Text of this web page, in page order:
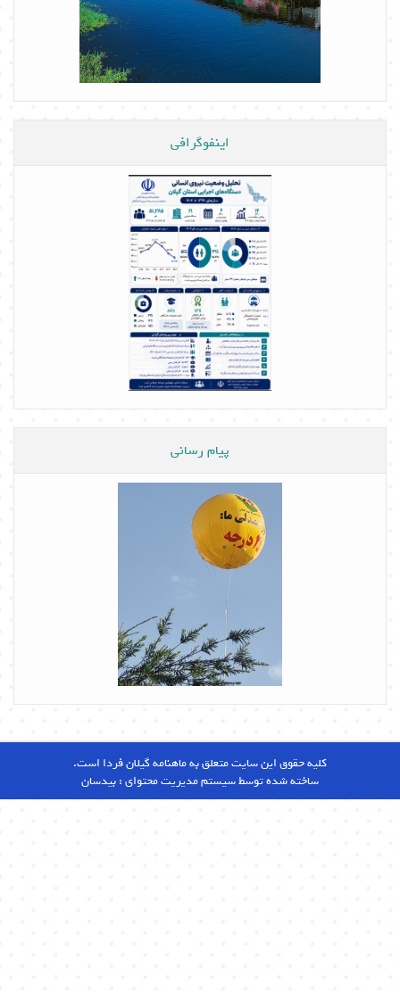
اینفوگرافی
پیام رسانی
کلیه حقوق این سایت متعلق به ماهنامه گیلان فردا است.
ساخته شده توسط سیستم مدیریت محتوای :بیدسان